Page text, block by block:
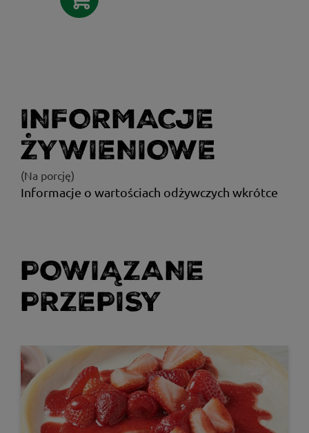
INFORMACJE
ŻYWIENIOWE
(Na porcję)
Informacje o wartościach odżywczych wkrótce
POWIĄZANE
PRZEPISY